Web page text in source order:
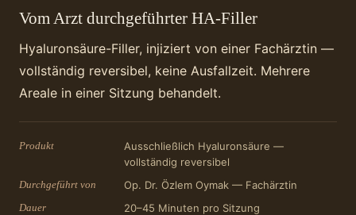
Vom Arzt durchgeführter HA-Filler
Hyaluronsäure-Filler, injiziert von einer Fachärztin —
vollständig reversibel, keine Ausfallzeit. Mehrere
Areale in einer Sitzung behandelt.
Produkt
Ausschließlich Hyaluronsäure —
vollständig reversibel
Durchgeführt von Op. Dr. Özlem Oymak — Fachärztin
Dauer 20–45 Minuten pro Sitzung